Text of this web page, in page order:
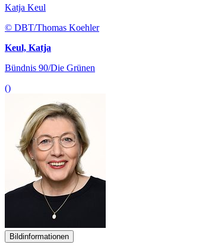
Katja Keul
© DBT/Thomas Koehler
Keul, Katja
Bündnis 90/Die Grünen
()
Bildinformationen